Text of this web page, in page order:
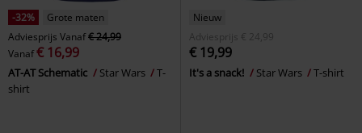
-32%
Grote maten
Adviesprijs Vanaf€ 24,99
Vanaf€ 16,99
AT-AT Schematic Star Wars
T-
shirt
Nieuw
Adviesprijs
€ 24,99
€ 19,99
It's a snack! Star Wars T-shirt